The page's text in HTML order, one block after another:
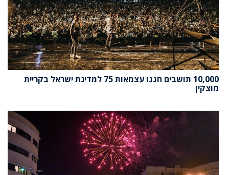
10,000 תושבים חגגו עצמאות 75 למדינת ישראל בקריית
מוצקין